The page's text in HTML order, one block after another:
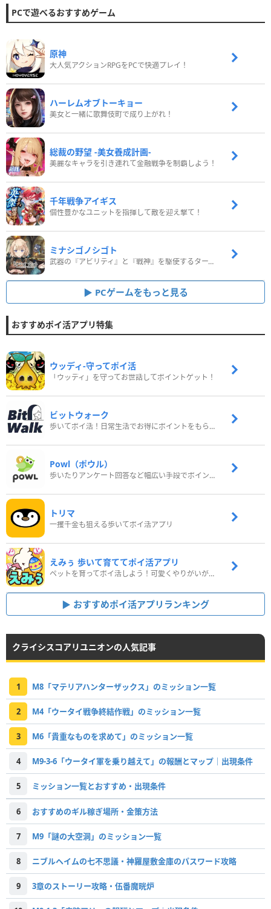
PCで遊べるおすすめゲーム
原神
大人気アクションRPGをPCで快適プレイ！
ハーレムオブトーキョー
美女と一緒に歌舞伎町で成り上がれ！
総裁の野望 -美女養成計画-
美麗なキャラを引き連れて金融戦争を制覇しよう！
千年戦争アイギス
個性豊かなユニットを指揮して敵を迎え撃て！
ミナシゴノシゴト
武器の『アビリティ』と『戦神』を駆使するターン制コマンドバトルRPG！
PCゲームをもっと見る
おすすめポイ活アプリ特集
ウッディ‐守ってポイ活
「ウッディ」を守ってお世話してポイントゲット！
ビットウォーク
歩いてポイ活！日常生活でお得にポイントをもらおう
Powl（ポウル）
歩いたりアンケート回答など幅広い手段でポイントをゲット
トリマ
一攫千金も狙える歩いてポイ活アプリ
えみぅ 歩いて育ててポイ活アプリ
ペットを育ってポイ活しよう！可愛くやりがいがある新感覚アプリ
おすすめポイ活アプリランキング
クライシスコアリユニオンの人気記事
1 M8「マテリアハンターザックス」のミッション一覧
2 M4「ウータイ戦争終結作戦」のミッション一覧
3 M6「貴重なものを求めて」のミッション一覧
4 M9-3-6「ウータイ軍を乗り越えて」の報酬とマップ｜出現条件
5 ミッション一覧とおすすめ・出現条件
6 おすすめのギル稼ぎ場所・金策方法
7 M9「謎の大空洞」のミッション一覧
8 ニブルヘイムの七不思議・神羅屋敷金庫のパスワード攻略
9 3章のストーリー攻略・伍番魔晄炉